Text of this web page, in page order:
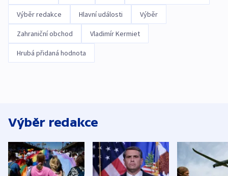
Výběr redakce Hlavní události Výběr
Zahraniční obchod Vladimír Kermiet
Hrubá přidaná hodnota
Výběr redakce